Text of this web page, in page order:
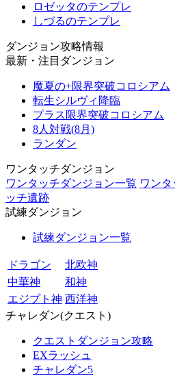
ロゼッタのテンプレ
しづるのテンプレ
ダンジョン攻略情報
最新・注目ダンジョン
魔夏の+限界突破コロシアム
転生シルヴィ降臨
プラス限界突破コロシアム
8人対戦(8月)
ランダン
ワンタッチダンジョン
ワンタッチダンジョン一覧 ワン
ッチ遺跡
試練ダンジョン
試練ダンジョン一覧
ドラゴン
北欧神
中華神
和神
エジプト神 西洋神
チャレダン(クエスト)
クエストダンジョン攻略
EXラッシュ
チャレダン5